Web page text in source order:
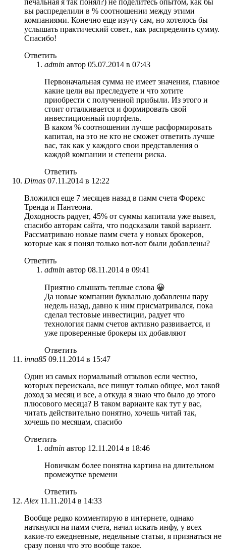
вы распределили в % соотношении между этими
компаниями. Конечно еще изучу сам, но хотелось бы
услышать практический совет., как распределить сумму.
Спасибо!
Ответить
admin автор 05.07.2014 в 07:43
Первоначальная сумма не имеет значения, главное
какие цели вы преследуете и что хотите
приобрести с полученной прибыли. Из этого и
стоит отталкивается и формировать свой
инвестиционный портфель.
В каком % соотношении лучше расформировать
капитал, на это не кто не сможет ответить лучше
вас, так как у каждого свои представления о
каждой компании и степени риска.
Ответить
Dimas 07.11.2014 в 12:22
Вложился еще 7 месяцев назад в памм счета Форекс
Тренда и Пантеона.
Доходность радует, 45% от суммы капитала уже вывел,
спасибо авторам сайта, что подсказали такой вариант.
Рассматриваю новые памм счета у новых брокеров,
которые как я понял только вот-вот были добавлены?
Ответить
admin автор 08.11.2014 в 09:41
Приятно слышать теплые слова 😀
Да новые компании буквально добавлены пару
недель назад, давно к ним присматривался, пока
сделал тестовые инвестиции, радует что
технология памм счетов активно развивается, и
уже проверенные брокеры их добавляют
Ответить
inna85 09.11.2014 в 15:47
Один из самых нормальный отзывов если честно,
которых переискала, все пишут только общее, мол такой
доход за месяц и все, а откуда я знаю что было до этого
плюсового месяца? В таком варианте как тут у вас,
читать действительно понятно, хочешь читай так,
хочешь по месяцам, спасибо
Ответить
admin автор 12.11.2014 в 18:46
Новичкам более понятна картина на длительном
промежутке времени
Ответить
Alex 11.11.2014 в 14:33
Вообще редко комментирую в интернете, однако
наткнулся на памм счета, начал искать инфу, у всех
какие-то ежедневные, недельные статьи, я признаться не
сразу понял что это вообще такое.